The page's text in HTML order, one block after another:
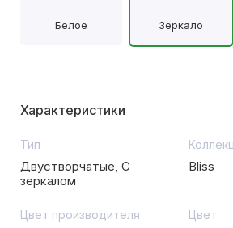
Белое Зеркало
Характеристики
Тип
Двустворчатые, С
зеркалом
Bliss
Цвет производителя Цвет